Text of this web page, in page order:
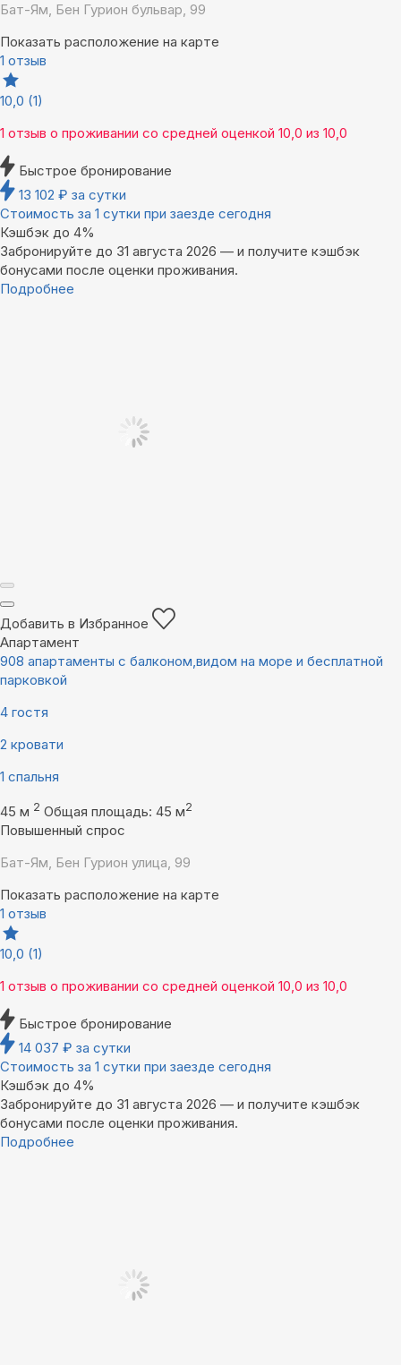
Бат-Ям, Бен Гурион бульвар, 99
Показать расположение на карте
1 отзыв
10,0 (1)
1 отзыв о проживании со средней оценкой 10,0 из 10,0
Быстрое бронирование
13 102 ₽ за сутки
Стоимость за 1 сутки при заезде сегодня
Кэшбэк до 4%
Забронируйте до 31 августа 2026 — и получите кэшбэк
бонусами после оценки проживания.
Подробнее
Добавить в Избранное
Апартамент
908 апартаменты с балконом,видом на море и бесплатной
парковкой
4 гостя
2 кровати
1 спальня
45 м 2 Общая площадь: 45 м2
Повышенный спрос
Бат-Ям, Бен Гурион улица, 99
Показать расположение на карте
1 отзыв
10,0 (1)
1 отзыв о проживании со средней оценкой 10,0 из 10,0
Быстрое бронирование
14 037 ₽ за сутки
Стоимость за 1 сутки при заезде сегодня
Кэшбэк до 4%
Забронируйте до 31 августа 2026 — и получите кэшбэк
бонусами после оценки проживания.
Подробнее